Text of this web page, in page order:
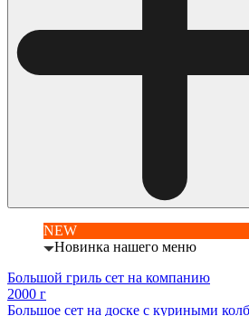
NEW
Новинка нашего меню
Большой гриль сет на компанию
2000 г
Большое сет на доске с куриными